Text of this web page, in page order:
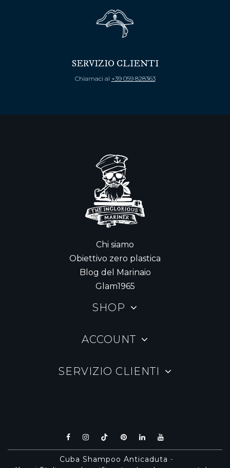
SERVIZIO CLIENTI
Chiamaci al +39 059 828363
Chi siamo
Obiettivo zero plastica
Blog del Marinaio
Glam1965
SHOP
ACCOUNT
SERVIZIO CLIENTI
Cuba Shampoo Anticaduta -